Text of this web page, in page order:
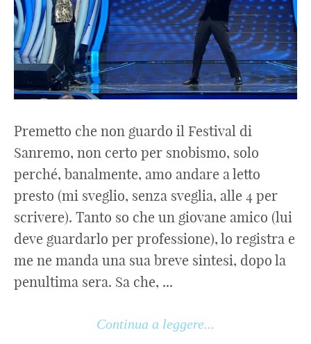
Premetto che non guardo il Festival di
Sanremo, non certo per snobismo, solo
perché, banalmente, amo andare a letto
presto (mi sveglio, senza sveglia, alle 4 per
scrivere). Tanto so che un giovane amico (lui
deve guardarlo per professione), lo registra e
me ne manda una sua breve sintesi, dopo la
penultima sera. Sa che, ...
Continua a leggere...